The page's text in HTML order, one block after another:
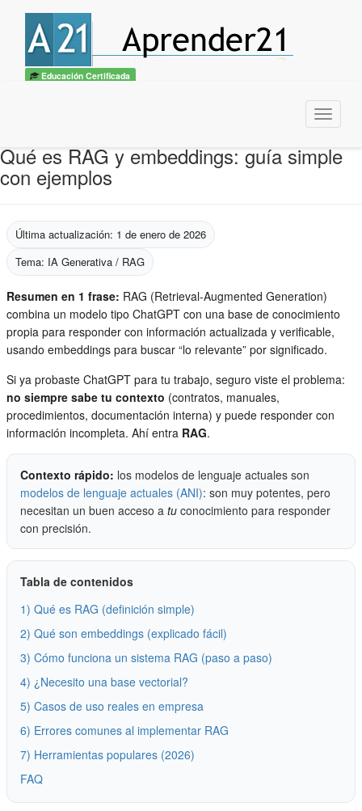
Educación Certificada
Menu
Qué es RAG y embeddings: guía simple
con ejemplos
Última actualización: 1 de enero de 2026
Tema: IA Generativa / RAG
Resumen en 1 frase: RAG (Retrieval-Augmented Generation)
combina un modelo tipo ChatGPT con una base de conocimiento
propia para responder con información actualizada y verificable,
usando embeddings para buscar “lo relevante” por significado.
Si ya probaste ChatGPT para tu trabajo, seguro viste el problema:
no siempre sabe tu contexto (contratos, manuales,
procedimientos, documentación interna) y puede responder con
información incompleta. Ahí entra RAG.
Contexto rápido: los modelos de lenguaje actuales son
modelos de lenguaje actuales (ANI): son muy potentes, pero
necesitan un buen acceso a tu conocimiento para responder
con precisión.
Tabla de contenidos
1) Qué es RAG (definición simple)
2) Qué son embeddings (explicado fácil)
3) Cómo funciona un sistema RAG (paso a paso)
4) ¿Necesito una base vectorial?
5) Casos de uso reales en empresa
6) Errores comunes al implementar RAG
7) Herramientas populares (2026)
FAQ